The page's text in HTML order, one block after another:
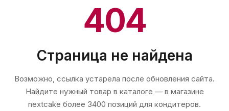
404
Страница не найдена
Возможно, ссылка устарела после обновления сайта.
Найдите нужный товар в каталоге — в магазине
nextcake более 3400 позиций для кондитеров.